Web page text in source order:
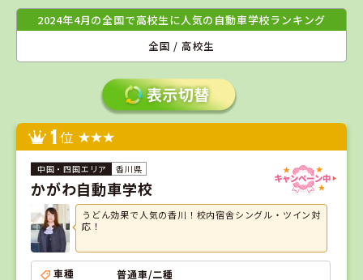
2024年4月の全国で高校生に人気の自動車学校ランキング
全国 / 高校生
1位
香川県
かがわ自動車学校
うどん効果で人気の香川！校内宿舎シングル・ツイン対
応！
車種
普通車/二種